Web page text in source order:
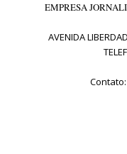
EMPRESA
AVENIDA
Contato: